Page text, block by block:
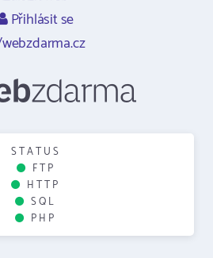
Přihlásit se
STATUS
FTP
HTTP
SQL
PHP